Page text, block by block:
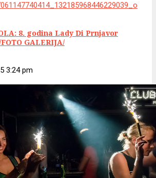
8. godina Lady Di Prnjavor
GALERIJA/
3:24 pm